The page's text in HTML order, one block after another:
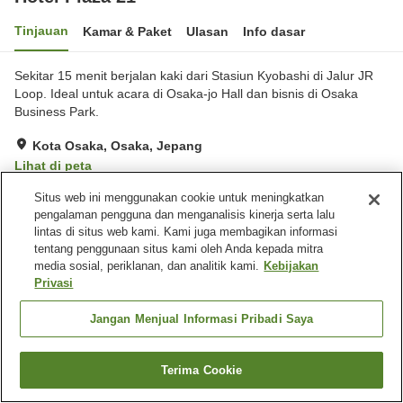
Tinjauan Kamar & Paket Ulasan Info dasar
Sekitar 15 menit berjalan kaki dari Stasiun Kyobashi di Jalur JR
Loop. Ideal untuk acara di Osaka-jo Hall dan bisnis di Osaka
Business Park.
Kota Osaka, Osaka, Jepang
Lihat di peta
Ulasan:37
Fasilitas properti
Tempat parkir
Mesin penjual otomatis
Layanan bangun tidur
Beranda Jepang Osaka Kota Osaka Hotel Plaza 21
Cari kamar
Situs web ini menggunakan cookie untuk meningkatkan
pengalaman pengguna dan menganalisis kinerja serta lalu
lintas di situs web kami. Kami juga membagikan informasi
tentang penggunaan situs kami oleh Anda kepada mitra
media sosial, periklanan, dan analitik kami. Kebijakan
Privasi
Jangan Menjual Informasi Pribadi Saya
Terima Cookie